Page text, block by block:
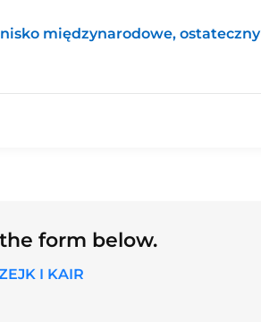
międzynarodowe, ostateczny
form below.
I KAIR